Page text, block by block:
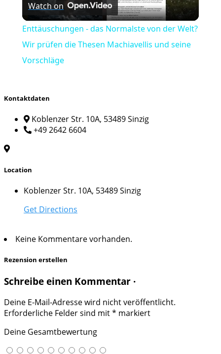
Video
Watch on
Enttäuschungen - das Normalste von der Welt?
Wir prüfen die Thesen Machiavellis und seine
Vorschläge
Kontaktdaten
Koblenzer Str. 10A, 53489 Sinzig
+49 2642 6604
Location
Koblenzer Str. 10A, 53489 Sinzig
Get Directions
Keine Kommentare vorhanden.
Rezension erstellen
Schreibe einen Kommentar ·
Deine E-Mail-Adresse wird nicht veröffentlicht.
Erforderliche Felder sind mit* markiert
Deine Gesamtbewertung